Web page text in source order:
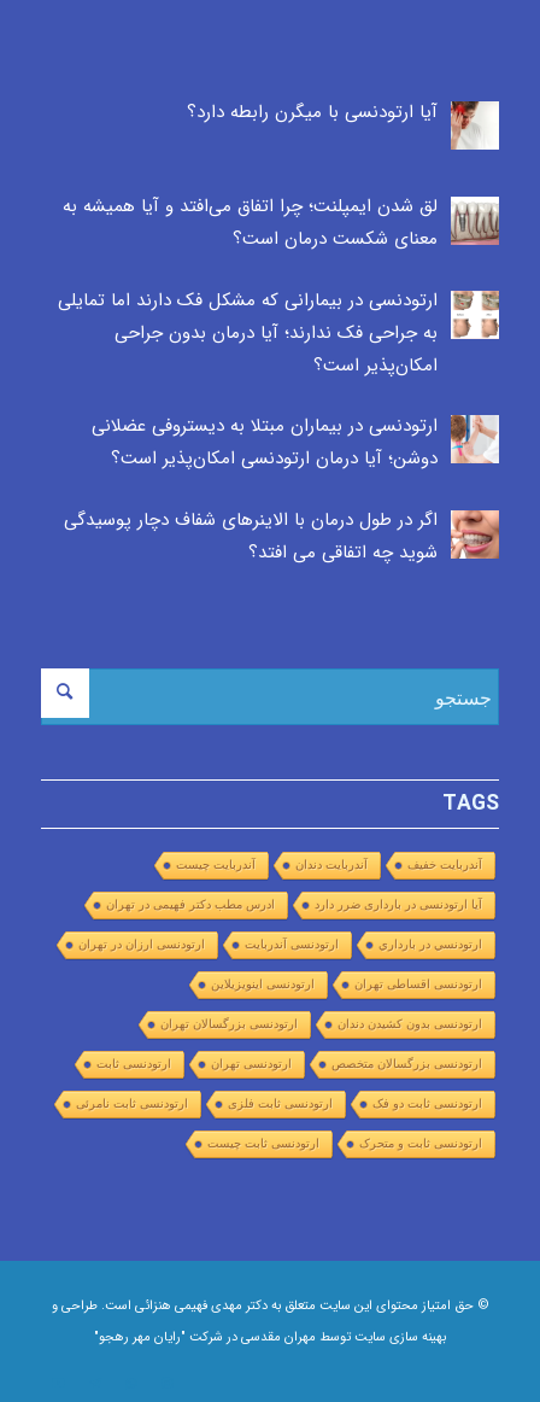
آیا ارتودنسی با میگرن رابطه دارد؟
لق شدن ایمپلنت؛ چرا اتفاق می‌افتد و آیا همیشه به
معنای شکست درمان است؟
ارتودنسی در بیمارانی که مشکل فک دارند اما تمایلی
به جراحی فک ندارند؛ آیا درمان بدون جراحی
امکان‌پذیر است؟
ارتودنسی در بیماران مبتلا به دیستروفی عضلانی
دوشن؛ آیا درمان ارتودنسی امکان‌پذیر است؟
اگر در طول درمان با الاینرهای شفاف دچار پوسیدگی
شوید چه اتفاقی می افتد؟
TAGS
آندربایت خفیف آندربایت دندان آندربایت چیست
آیا ارتودنسی در بارداری ضرر دارد ادرس مطب دکتر فهیمی در تهران
ارتودنسي در بارداري ارتودنسی آندربایت ارتودنسی ارزان در تهران
ارتودنسی اقساطی تهران ارتودنسی اینویزیلاین
ارتودنسی بدون کشیدن دندان ارتودنسی بزرگسالان تهران
ارتودنسی بزرگسالان متخصص ارتودنسی تهران ارتودنسی ثابت
ارتودنسی ثابت دو فک ارتودنسی ثابت فلزی ارتودنسی ثابت نامرئی
ارتودنسی ثابت و متحرک ارتودنسی ثابت چیست
© حق امتیاز محتوای این سایت متعلق به دکتر مهدی فهیمی هنزائی است. طراحی و
بهینه سازی سایت توسط مهران مقدسیدر شرکت "رایان مهر رهجو"